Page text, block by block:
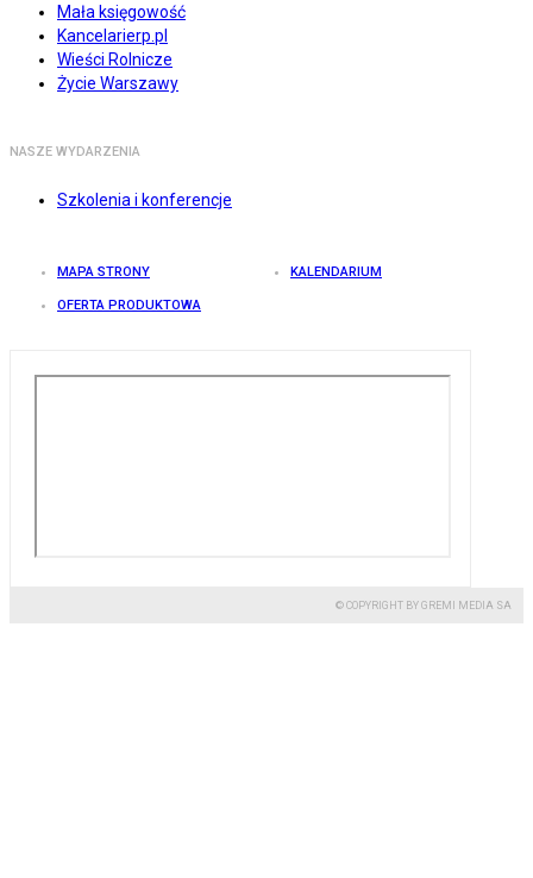
Mała księgowość
Kancelarierp.pl
Wieści Rolnicze
Życie Warszawy
NASZE WYDARZENIA
Szkolenia i konferencje
MAPA STRONY KALENDARIUM
OFERTA PRODUKTOWA
© COPYRIGHT BY GREMI MEDIA SA